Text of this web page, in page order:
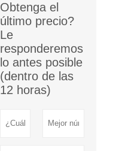
Obtenga el
último precio?
Le
responderemos
lo antes posible
(dentro de las
12 horas)